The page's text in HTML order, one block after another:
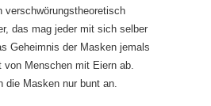
verschwörungstheoretisch
das mag jeder mit sich selber
Geheimnis der Masken jemals
von Menschen mit Eiern ab.
die Masken nur bunt an.